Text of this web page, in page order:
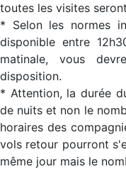
toutes les visites
* Selon les normes
disponible entre
matinale, vous
disposition.
* Attention, la durée
de nuits et non le
horaires des
vols retour pourront
même jour mais le